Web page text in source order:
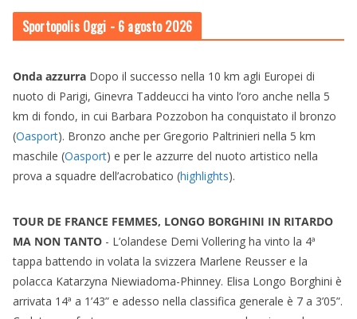
Sportopolis Oggi - 6 agosto 2026
Onda azzurra Dopo il successo nella 10 km agli Europei di
nuoto di Parigi, Ginevra Taddeucci ha vinto l’oro anche nella 5
km di fondo, in cui Barbara Pozzobon ha conquistato il bronzo
(Oasport). Bronzo anche per Gregorio Paltrinieri nella 5 km
maschile (Oasport) e per le azzurre del nuoto artistico nella
prova a squadre dell’acrobatico (highlights).
TOUR DE FRANCE FEMMES, LONGO BORGHINI IN RITARDO
MA NON TANTO - L’olandese Demi Vollering ha vinto la 4ª
tappa battendo in volata la svizzera Marlene Reusser e la
polacca Katarzyna Niewiadoma-Phinney. Elisa Longo Borghini è
arrivata 14ª a 1’43” e adesso nella classifica generale è 7 a 3’05”.